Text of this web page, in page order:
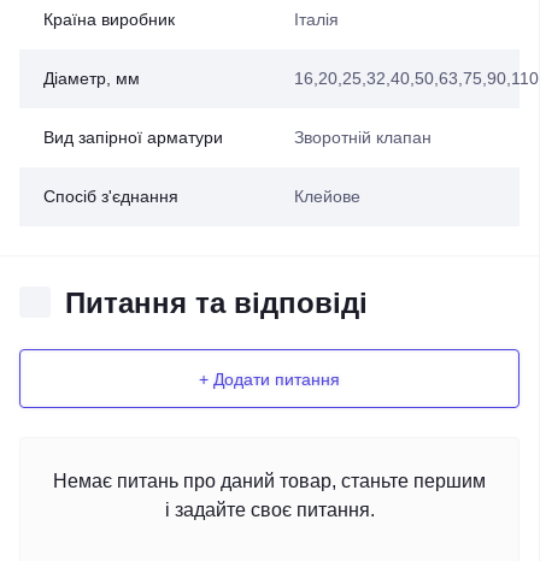
Країна виробник Італія
Діаметр, мм 16 20, 25 32 40, 50, 63 75 90, 110
Вид запірної арматури Зворотній клапан
Спосіб з'єднання Клейове
Питання та відповіді
+ Додати питання
Немає питань про даний товар, станьте першим
і задайте своє питання.